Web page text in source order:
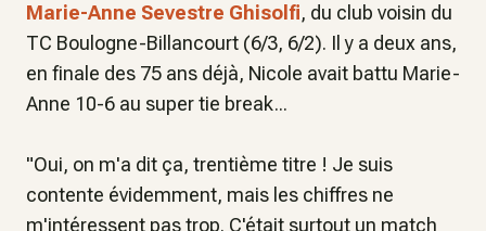
Marie-Anne Sevestre Ghisolfi, du club voisin du
TC Boulogne-Billancourt (6/3, 6/2). Il y a deux ans,
en finale des 75 ans déjà, Nicole avait battu Marie-
Anne 10-6 au super tie break...
"Oui, on m'a dit ça, trentième titre ! Je suis
contente évidemment, mais les chiffres ne
m'intéressent pas trop. C'était surtout un match